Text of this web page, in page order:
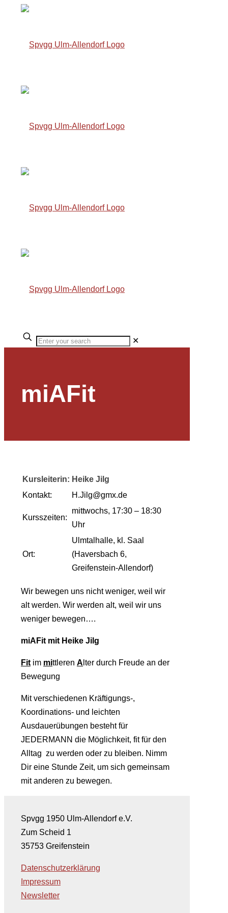
✕
miAFit
Kursleiterin: Heike Jilg
Kontakt:
H.Jilg@gmx.de
Kursszeiten:
mittwochs, 17:30 – 18:30
Uhr
Ort:
Ulmtalhalle, kl. Saal
(Haversbach 6,
Greifenstein-Allendorf)
Wir bewegen uns nicht weniger, weil wir
alt werden. Wir werden alt, weil wir uns
weniger bewegen….
miAFit mit Heike Jilg
Fit im mittleren A lter durch Freude an der
Bewegung
Mit verschiedenen Kräftigungs-,
Koordinations- und leichten
Ausdauerübungen besteht für
JEDERMANN die Möglichkeit, fit für den
Alltag zu werden oder zu bleiben. Nimm
Dir eine Stunde Zeit, um sich gemeinsam
mit anderen zu bewegen.
Spvgg 1950 Ulm-Allendorf e.V.
Zum Scheid 1
35753 Greifenstein
Datenschutzerklärung
Impressum
Newsletter